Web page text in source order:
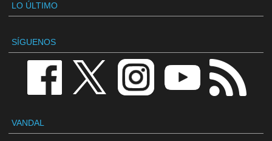
LO ÚLTIMO
SÍGUENOS
VANDAL